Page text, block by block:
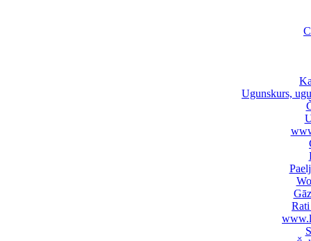
Ugunskurs,